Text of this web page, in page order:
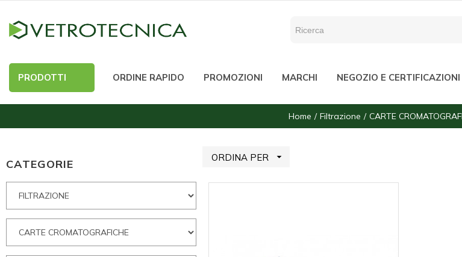
PRODOTTI ORDINE RAPIDO PROMOZIONI MARCHI NEGOZIO E CERTIFICAZIONI
Home Filtrazione CARTE
CATEGORIE ORDINA PER 